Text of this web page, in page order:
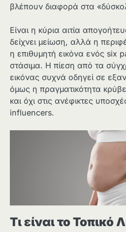
βλέπουν διαφορά στα
Είναι η κύρια αιτία
δείχνει μείωση, αλλά η
η επιθυμητή εικόνα ενός six
στάσιμα. Η πίεση από τα
εικόνας συχνά οδηγεί σε
όμως η πραγματικότητα
και όχι στις ανέφικτες
influencers.
Τι είναι το Τοπικό